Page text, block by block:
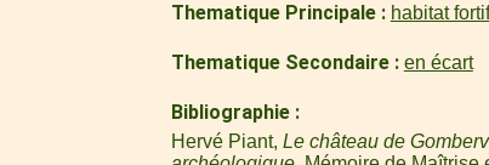
Thematique Principale habitat
Thematique Secondaire en écart
Bibliographie
Hervé Piant, Le château de